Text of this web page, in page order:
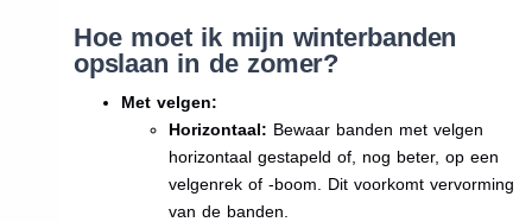
Hoe moet ik mijn winterbanden
opslaan in de zomer?
Met velgen:
Horizontaal: Bewaar banden met velgen
horizontaal gestapeld of, nog beter, op een
velgenrek of -boom. Dit voorkomt vervorming
van de banden.